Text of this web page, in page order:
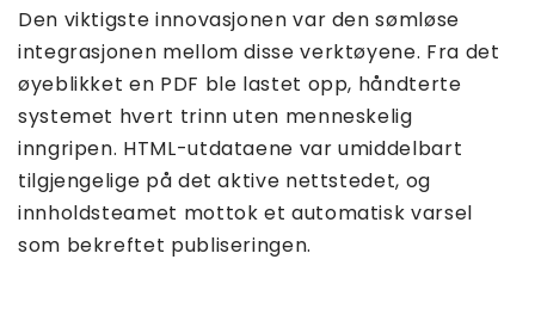
Den viktigste innovasjonen var den sømløse
integrasjonen mellom disse verktøyene. Fra det
øyeblikket en PDF ble lastet opp, håndterte
systemet hvert trinn uten menneskelig
inngripen. HTML-utdataene var umiddelbart
tilgjengelige på det aktive nettstedet, og
innholdsteamet mottok et automatisk varsel
som bekreftet publiseringen.